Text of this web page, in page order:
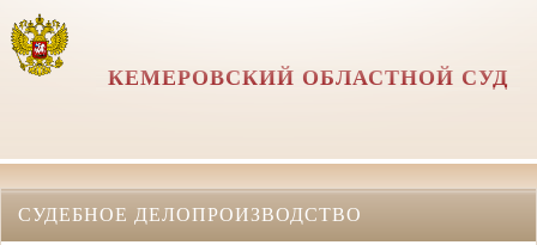
КЕМЕРОВСКИЙ ОБЛАСТНОЙ СУД
СУДЕБНОЕ ДЕЛОПРОИЗВОДСТВО